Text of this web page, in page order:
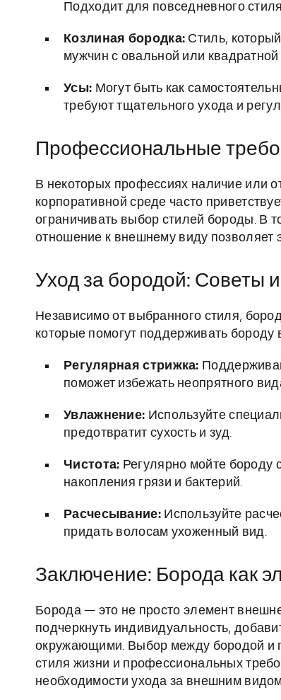
Подходит для повседневного
Козлиная бородка: Стиль,
мужчин с овальной или
Усы: Могут быть как
требуют тщательного ухода и
Профессиональные
В некоторых профессиях наличие или
корпоративной среде часто
ограничивать выбор стилей бороды. В
отношение к внешнему виду позволяет
Уход за бородой: Советы
Независимо от выбранного стиля,
которые помогут поддерживать бороду
Регулярная стрижка:
поможет избежать неопрятного
Увлажнение: Используйте
предотвратит сухость и зуд.
Чистота: Регулярно мойте бороду
накопления грязи и бактерий.
Расчесывание:Используйте
придать волосам ухоженный вид.
Заключение: Борода как
Борода — это не просто элемент
подчеркнуть индивидуальность,
окружающими. Выбор между бородой и
стиля жизни и профессиональных
необходимости ухода за внешним